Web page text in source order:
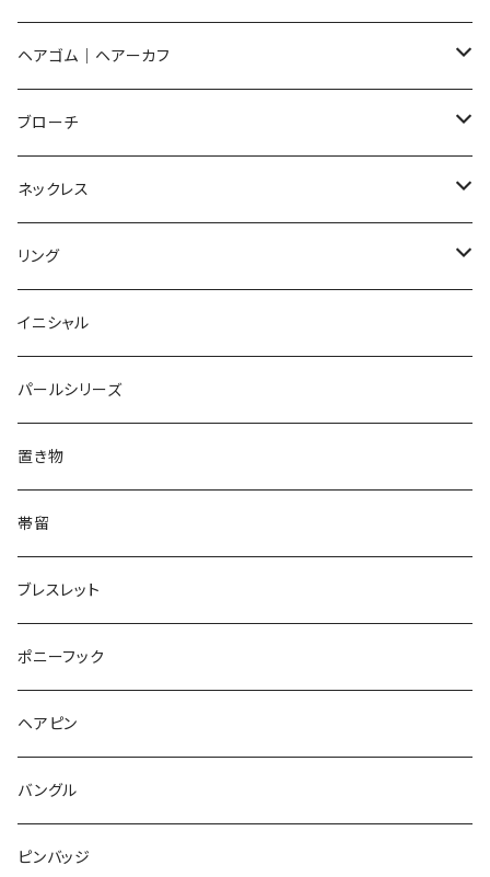
イヤリング
ノンホールピアス
ヘアゴム
ブローチ
ネックレス
リング
ピアス
Flower
Dot
てんとう虫
pattern
こいのぼり
ノンホールピアス
Flower
Dot
Bubble
Animal
イヤリング
Flower
Round
Triangle
食品
ヘアゴム｜ヘアーカフ
Flower
Round
Square
てんとう虫
Animal
うさぎ
パンダ
レッサーパンダ
鏡
Pattern
マーメイド
雲
月
惑星
星
唐津土
lip
ブローチ
Flower
Animal
猫
犬
くま
コアラ
Lips
鏡
Pattern
house
bag
フルーツ
さくらんぼ
レモン
てんとう虫
野菜
雲
ネックレス
Flower
Animal
てんとう虫
Food
Pattern
ガラス
カメラ
リボン
ラリエット
モザイク
リング
Flower
Round
てんとう虫
animal
lip
フルーツ
パン
ガラス
リボン
イニシャル
パールシリーズ
置き物
帯留
ブレスレット
ポニーフック
ヘアピン
バングル
ピンバッジ